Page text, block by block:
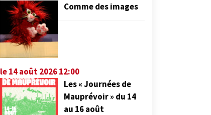
Comme des images
le 14 août 2026 12:00
Les « Journées de
Mauprévoir » du 14
au 16 août